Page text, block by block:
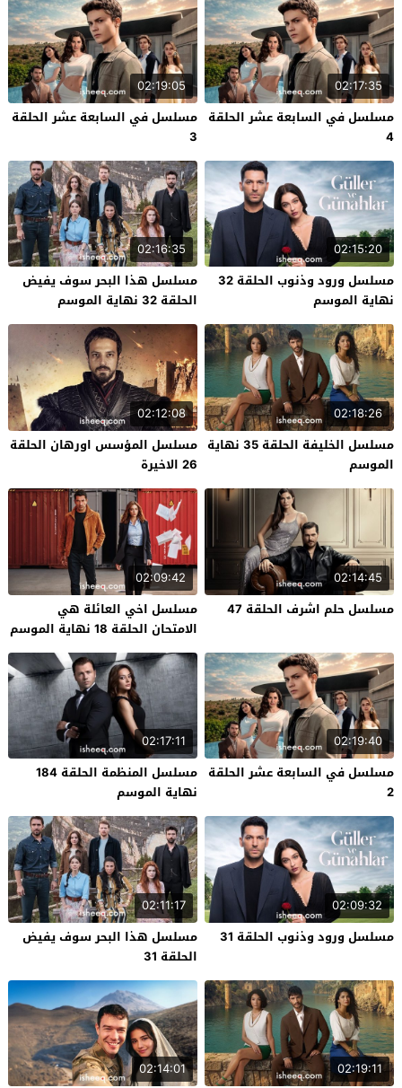
02:17:35
مسلسل في السابعة عشر الحلقة
4
02:19:05
مسلسل في السابعة عشر الحلقة
3
02:15:20
مسلسل ورود وذنوب الحلقة 32
نهاية الموسم
02:16:35
مسلسل هذا البحر سوف يفيض
الحلقة 32 نهاية الموسم
02:18:26
مسلسل الخليفة الحلقة 35 نهاية
الموسم
02:12:08
مسلسل المؤسس اورهان الحلقة
26 الاخيرة
02:14:45
مسلسل حلم اشرف الحلقة 47
02:09:42
مسلسل اخي العائلة هي
الامتحان الحلقة 18 نهاية الموسم
02:19:40
مسلسل في السابعة عشر الحلقة
2
02:17:11
مسلسل المنظمة الحلقة 184
نهاية الموسم
02:09:32
مسلسل ورود وذنوب الحلقة 31
02:11:17
مسلسل هذا البحر سوف يفيض
الحلقة 31
02:19:11
02:14:01